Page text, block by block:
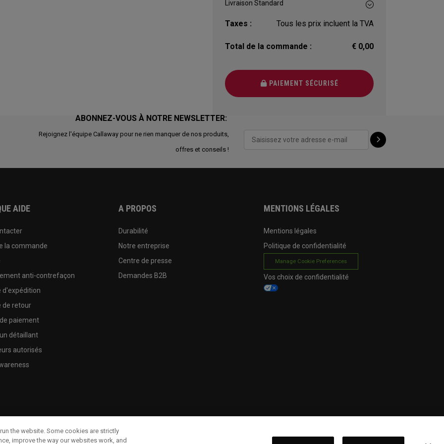
Taxes : Tous les prix incluent la TVA
Total de la commande : € 0,00
PAIEMENT SÉCURISÉ
ABONNEZ-VOUS À NOTRE NEWSLETTER:
Rejoignez l'équipe Callaway pour ne rien manquer de nos produits,
offres et conseils !
AIDE
la commande
anti-contrefaçon
d'expédition
de retour
paiement
détaillant
autorisés
A PROPOS
Durabilité
Notre entreprise
Centre de presse
Demandes B2B
MENTIONS LÉGALES
Mentions légales
Politique de confidentialité
Manage Cookie Preferences
Vos choix de confidentialité
the website. Some cookies are strictly
improve the way our websites work, and